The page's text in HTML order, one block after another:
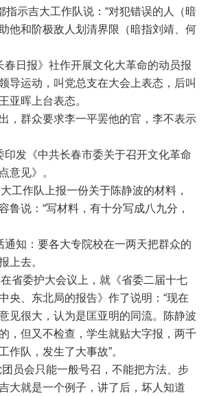
指示吉大工作队说：“对犯错误的人（暗
他和阶极敌人划清界限（暗指刘靖、何
春日报》社作开展文化大革命的动员报
导运动，叫党总支在大会上表态，后叫
亚晖上台表态。
，群众要求李一平罢他的官，李不表示
印发《中共长春市委关于召开文化革命
意见》。
大工作队上报一份关于陈静波的材料，
鲁说：“写材料，有十分写成八九分，
通知：要各大专院校在一两天把群众的
上去。
在省委护大会议上，就《省委二届十七
央、东北局的报告》作了说明：“现在
见很大，认为是匡亚明的同流。陈静波
，但又不检查，学生就贴大字报，两千
作队，发生了大事故”。
员会只能一般号召，不能把方法、步
大就是一个例子，讲了后，坏人知道